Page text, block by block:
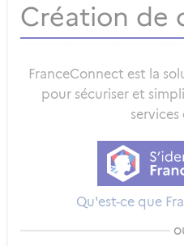
Création de
FranceConnect est la
pour sécuriser et
services
Qu'est-ce que